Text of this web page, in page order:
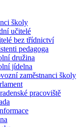
školy
učitelé
bez třídnictví
pedagoga
družina
jídelna
zaměstnanci školy
pracoviště